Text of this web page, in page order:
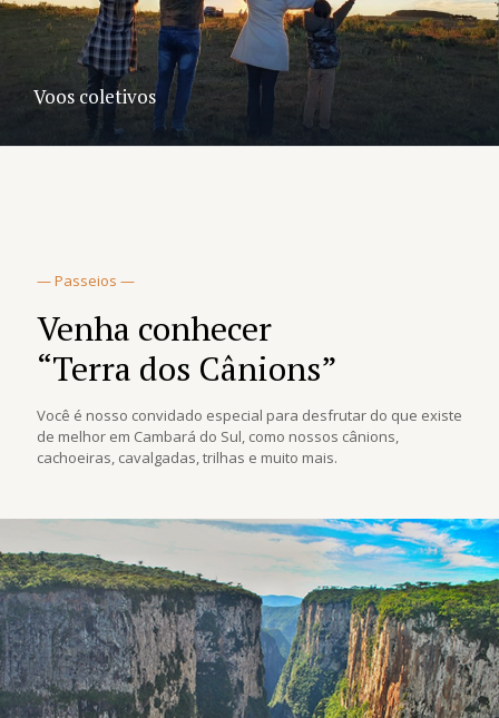
Voos coletivos
— Passeios —
Venha conhecer
“Terra dos Cânions”
Você é nosso convidado especial para desfrutar do que existe
de melhor em Cambará do Sul, como nossos cânions,
cachoeiras, cavalgadas, trilhas e muito mais.